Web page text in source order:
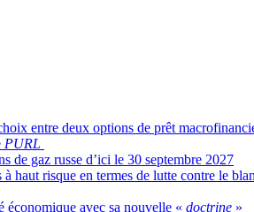
entre deux options de prêt
PURL
de gaz russe d’ici le 30 septembre 2027
haut risque en termes de lutte contre le
économique avec sa nouvelle « doctrine »